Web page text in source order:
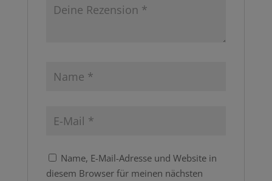
Name, E-Mail-Adresse und Website in
diesem Browser für meinen nächsten